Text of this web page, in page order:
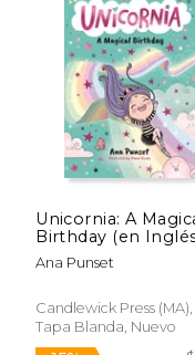
Unicornia: A
Birthday (en
Ana Punset
Candlewick Press (MA),
Tapa Blanda, Nuevo